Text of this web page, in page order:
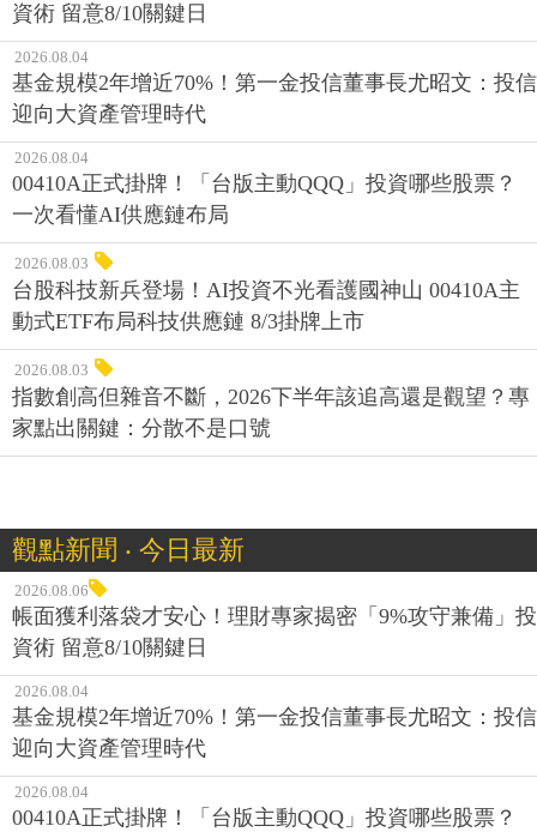
資術 留意8/10關鍵日
2026.08.04
基金規模2年增近70%！第一金投信董事長尤昭文：投信
迎向大資產管理時代
2026.08.04
00410A正式掛牌！「台版主動QQQ」投資哪些股票？
一次看懂AI供應鏈布局
2026.08.03
台股科技新兵登場！AI投資不光看護國神山 00410A主
動式ETF布局科技供應鏈 8/3掛牌上市
2026.08.03
指數創高但雜音不斷，2026下半年該追高還是觀望？專
家點出關鍵：分散不是口號
觀點新聞 ‧ 今日最新
2026.08.06
帳面獲利落袋才安心！理財專家揭密「9%攻守兼備」投
資術 留意8/10關鍵日
2026.08.04
基金規模2年增近70%！第一金投信董事長尤昭文：投信
迎向大資產管理時代
2026.08.04
00410A正式掛牌！「台版主動QQQ」投資哪些股票？